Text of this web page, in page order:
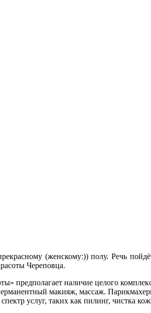
(женскому:)) полу. Речь
Череповца.
предполагает наличие целого
макияж, массаж.
услуг, таких как пилинг, чистка